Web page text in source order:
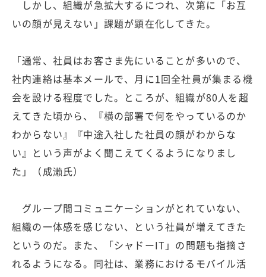
しかし、組織が急拡大するにつれ、次第に「お互
いの顔が見えない」課題が顕在化してきた。
「通常、社員はお客さま先にいることが多いので、
社内連絡は基本メールで、月に1回全社員が集まる機
会を設ける程度でした。ところが、組織が80人を超
えてきた頃から、『横の部署で何をやっているのか
わからない』『中途入社した社員の顔がわからな
い』という声がよく聞こえてくるようになりまし
た」（成瀨氏）
グループ間コミュニケーションがとれていない、
組織の一体感を感じない、という社員が増えてきた
というのだ。また、「シャドーIT」の問題も指摘さ
れるようになる。同社は、業務におけるモバイル活